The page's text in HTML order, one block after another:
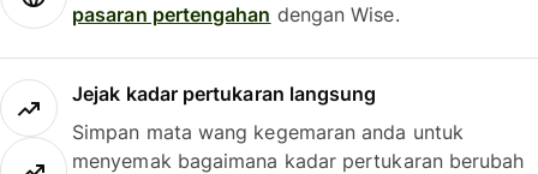
pasaran pertengahan dengan Wise.
Jejak kadar pertukaran langsung
Simpan mata wang kegemaran anda untuk
menyemak bagaimana kadar pertukaran berubah